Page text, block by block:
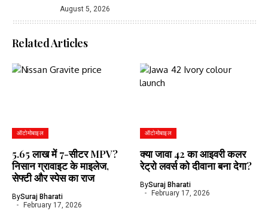
August 5, 2026
Related Articles
ऑटोमोबाइल
5.65 लाख में 7-सीटर MPV?
निसान ग्रावाइट के माइलेज,
सेफ्टी और स्पेस का राज
BySuraj Bharati
February 17, 2026
ऑटोमोबाइल
क्या जावा 42 का आइवरी कलर
रेट्रो लवर्स को दीवाना बना देगा?
BySuraj Bharati
February 17, 2026